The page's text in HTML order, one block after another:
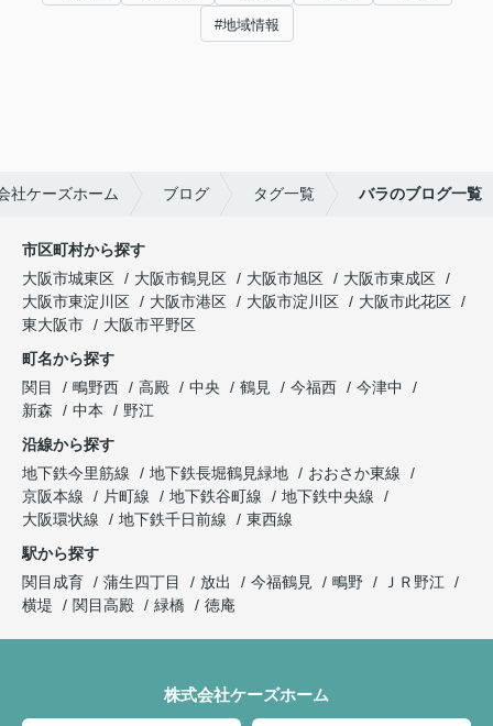
#地域情報
社ケーズホーム ブログ タグ一覧 バラのブログ一覧
市区町村から探す
大阪市城東区
大阪市鶴見区 大阪市旭区
大阪市東成区
大阪市東淀川区
大阪市港区 大阪市淀川区
大阪市此花区
東大阪市
大阪市平野区
町名から探す
関目
鴫野西 高殿 中央 鶴見 今福西
今津中
新森
中本
野江
沿線から探す
地下鉄今里筋線
地下鉄長堀鶴見緑地
おおさか東線
京阪本線
片町線 地下鉄谷町線
地下鉄中央線
大阪環状線
地下鉄千日前線
東西線
駅から探す
関目成育
蒲生四丁目 放出 今福鶴見 鴫野
ＪＲ野江
横堤
関目高殿 緑橋 徳庵
株式会社ケーズホーム